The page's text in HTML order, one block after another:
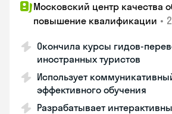
Московский центр качества
повышение квалификации •
Окончила курсы гидов-
иностранных туристов
Использует
эффективного обучения
Разрабатывает